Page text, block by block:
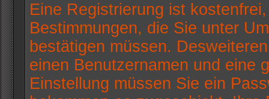
Eine Registrierung ist
Bestimmungen, die Sie unter
bestätigen müssen.
einen Benutzernamen und eine
Einstellung müssen Sie ein